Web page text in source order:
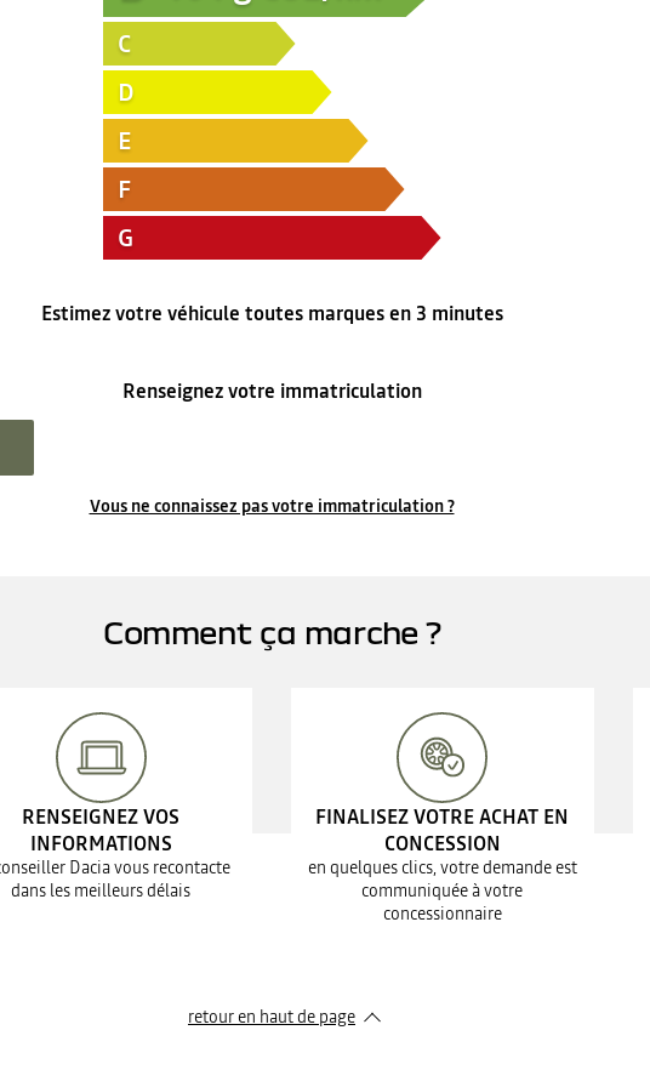
C
D
E
F
G
Estimez votre véhicule toutes marques en 3 minutes
Renseignez votre immatriculation
Vous ne connaissez pas votre immatriculation ?
Comment ça marche ?
RENSEIGNEZ VOS
INFORMATIONS
Dacia vous recontacte
dans les meilleurs délais
FINALISEZ VOTRE ACHAT EN
CONCESSION
en quelques clics, votre demande est
communiquée à votre
concessionnaire
retour en haut de page​